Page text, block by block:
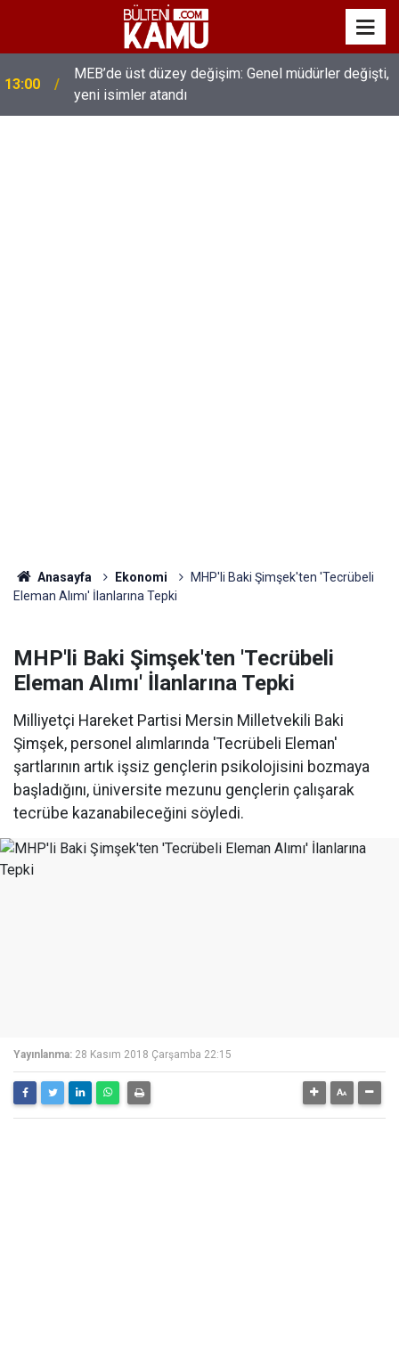
13:00
MEB’de üst düzey değişim: Genel müdürler değişti,
yeni isimler atandı
Anasayfa Ekonomi
MHP'li Baki Şimşek'ten 'Tecrübeli
Eleman Alımı' İlanlarına Tepki
MHP'li Baki Şimşek'ten 'Tecrübeli
Eleman Alımı' İlanlarına Tepki
Milliyetçi Hareket Partisi Mersin Milletvekili Baki
Şimşek, personel alımlarında 'Tecrübeli Eleman'
şartlarının artık işsiz gençlerin psikolojisini bozmaya
başladığını, üniversite mezunu gençlerin çalışarak
tecrübe kazanabileceğini söyledi.
Yayınlanma: 28 Kasım 2018 Çarşamba 22:15